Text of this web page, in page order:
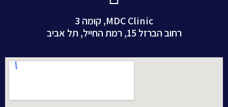
MDC Clinic, קומה 3
רחוב הברזל 15, רמת החייל, תל אביב